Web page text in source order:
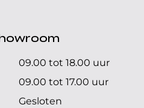
09.00 tot 18.00 uur
09.00 tot 17.00 uur
Gesloten